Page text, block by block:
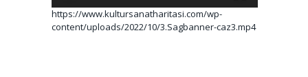
https://www.kultursanatharitasi.com/wp-
content/uploads/2022/10/3.Sagbanner-caz3.mp4